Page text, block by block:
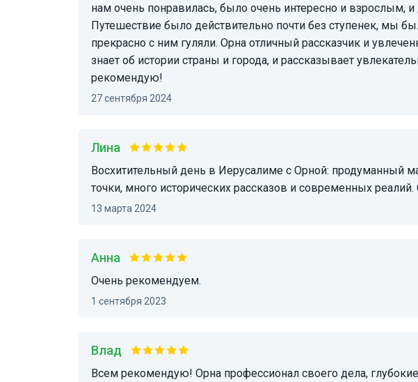
нам очень понравилась, было очень интересно и взрослым,
Путешествие было действительно почти без ступенек, мы
прекрасно с ним гуляли. Орна отличный рассказчик и
знает об истории страны и города, и рассказывает
рекомендую!
27 сентября 2024
Лина
Восхитительный день в Иерусалиме с Орной: продуманный маршрут, необычные видовые
точки, много исторических рассказов и современных реалий.
13 марта 2024
Анна
Очень рекомендуем.
1 сентября 2023
Влад
Всем рекомендую! Орна профессионал своего дела, глубокие знания истории геолокации